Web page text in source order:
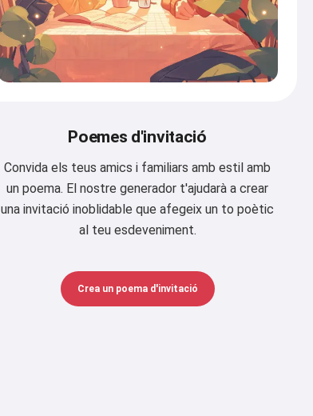
Poemes d'invitació
Convida els teus amics i familiars amb estil amb
un poema. El nostre generador t'ajudarà a crear
una invitació inoblidable que afegeix un to poètic
al teu esdeveniment.
Crea un poema d'invitació